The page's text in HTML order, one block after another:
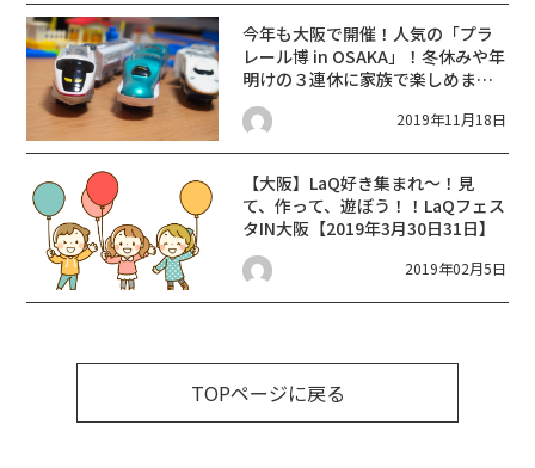
今年も大阪で開催！人気の「プラ
レール博 in OSAKA」！冬休みや年
明けの３連休に家族で楽しめます
よ♪
2019年11月18日
【大阪】LaQ好き集まれ～！見
て、作って、遊ぼう！！LaQフェス
タIN大阪【2019年3月30日31日】
2019年02月5日
TOPページに戻る